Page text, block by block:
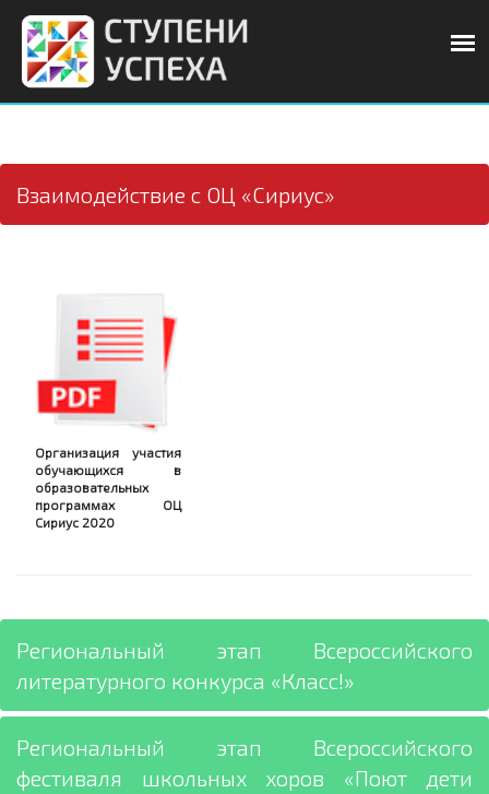
Взаимодействие с ОЦ «Сириус»
Организация участия
обучающихся в
образовательных
программах ОЦ
Сириус 2020
Региональный этап Всероссийского
литературного конкурса «Класс!»
Региональный этап Всероссийского
фестиваля школьных хоров «Поют дети